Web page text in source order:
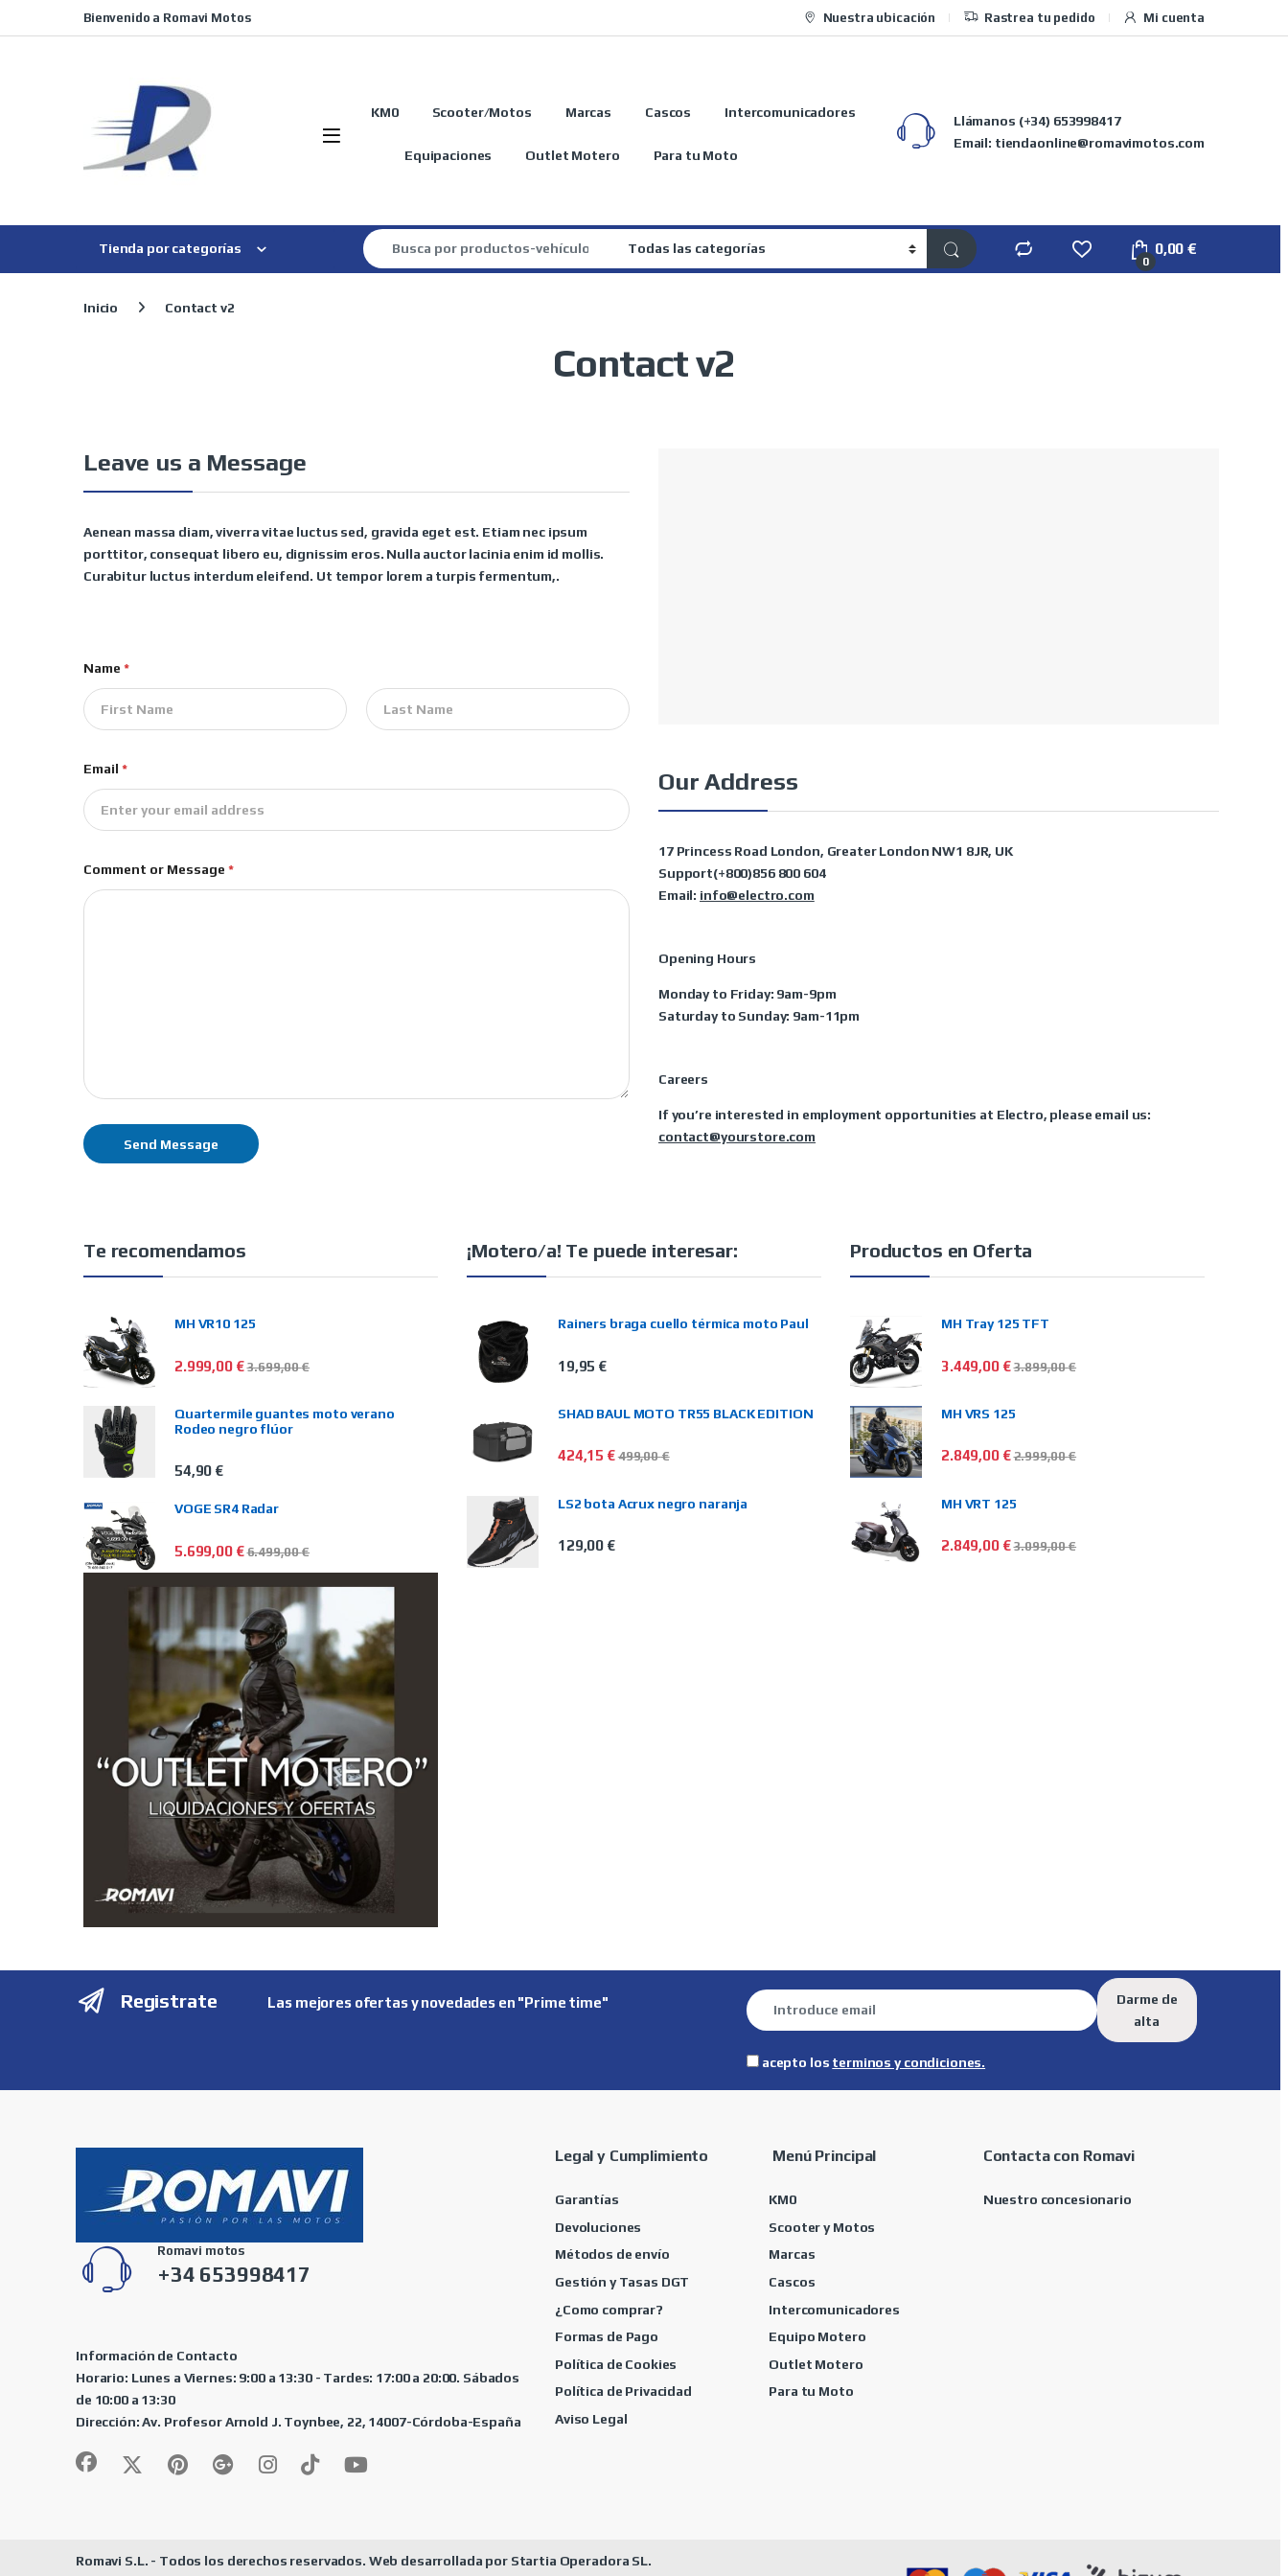
Bienvenido a Romavi Motos Nuestra ubicación Rastrea tu pedido Mi cuenta
KM0 Scooter/Motos Marcas Cascos Intercomunicadores
Equipaciones Outlet Motero Para tu Moto
Llámanos (+34) 653998417
Email: tiendaonline@romavimotos.com
Tienda por categorías
Search for:
0
0,00€
Inicio Contact v2
Contact v2
Leave us a Message
Aenean massa diam, viverra vitae luctus sed, gravida eget est. Etiam nec ipsum
porttitor, consequat libero eu, dignissim eros. Nulla auctor lacinia enim id mollis.
Curabitur luctus interdum eleifend. Ut tempor lorem a turpis fermentum,.
Name *
Email *
Comment or Message *
Send Message
Our Address
17 Princess Road London, Greater London NW1 8JR, UK
Support(+800)856 800 604
Email: info@electro.com
Opening Hours
Monday to Friday: 9am-9pm
Saturday to Sunday: 9am-11pm
Careers
If you’re interested in employment opportunities at Electro, please email us:
contact@yourstore.com
Te recomendamos
MH VR10 125
2.999,00 €3.699,00€
Quartermile guantes moto verano
Rodeo negro flúor
54,90 €
VOGE SR4 Radar
5.699,00 €6.499,00€
¡Motero/a! Te puede interesar:
Rainers braga cuello térmica moto Paul
19,95 €
SHAD BAUL MOTO TR55 BLACK EDITION
424,15 €499,00€
LS2 bota Acrux negro naranja
129,00 €
Productos en Oferta
MH Tray 125 TFT
3.449,00 €3.899,00€
MH VRS 125
2.849,00 €2.999,00€
MH VRT 125
2.849,00 €3.099,00€
Registrate Las mejores ofertas y novedades en "Prime time"
Darme de
alta
acepto los terminos y condiciones.
Romavi motos
+34 653998417
Información de Contacto
Horario: Lunes a Viernes: 9:00 a 13:30 - Tardes: 17:00 a 20:00. Sábados
de 10:00 a 13:30
Dirección: Av. Profesor Arnold J. Toynbee, 22, 14007-Córdoba-España
Legal y Cumplimiento
Garantías
Devoluciones
Métodos de envío
Gestión y Tasas DGT
¿Como comprar?
Formas de Pago
Política de Cookies
Política de Privacidad
Aviso Legal
Menú Principal
KM0
Scooter y Motos
Marcas
Cascos
Intercomunicadores
Equipo Motero
Outlet Motero
Para tu Moto
Contacta con Romavi
Nuestro concesionario
Romavi S.L. - Todos los derechos reservados. Web desarrollada por Startia Operadora SL.